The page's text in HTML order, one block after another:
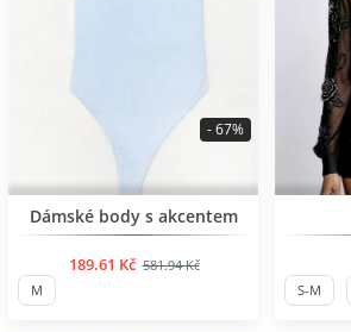
BESTSELLER
Dámské body s akcentem
189.61 Kč 581.94 Kč
- 67%
M S-M